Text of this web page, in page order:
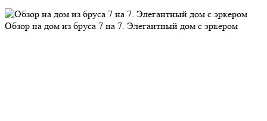
Обзор на дом из бруса 7 на 7. Элегантный дом с эркером